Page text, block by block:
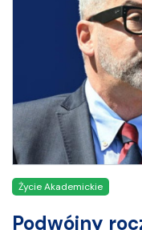
Życie Akademickie
Podwójny